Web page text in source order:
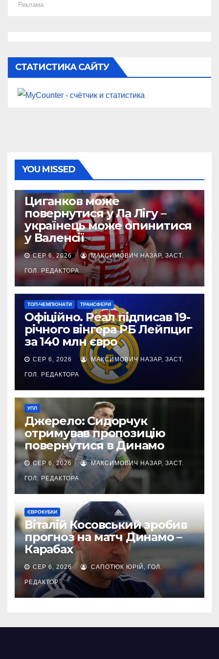
Реклама
СТАТИСТИКА САЙТУ
YOU MISSED
Циганков може
повернутися у Ла Лігу –
українець може опинитися
у Валенсії
СЕР 6, 2026 МАКСИМОВИЧ НАЗАР, ЗАСТ.
ГОЛ. РЕДАКТОРА
ТОП-ЧЕМПІОНАТИ ТРАНСФЕРИ
Офіційно. Реал підписав 19-
річного вінгера РБ Лейпциг
за 140 млн євро
СЕР 6, 2026 МАКСИМОВИЧ НАЗАР, ЗАСТ.
ГОЛ. РЕДАКТОРА
УПЛ
Джерело: Сидорчук
отримував пропозицію
повернутися в Динамо
СЕР 6, 2026 МАКСИМОВИЧ НАЗАР, ЗАСТ.
ГОЛ. РЕДАКТОРА
ЄВРОКУБКИ
Віталій Косовський зробив
прогноз на матч Динамо –
Карабах
СЕР 6, 2026 САПОТЮК ЮРІЙ, ГОЛ.
РЕДАКТОР